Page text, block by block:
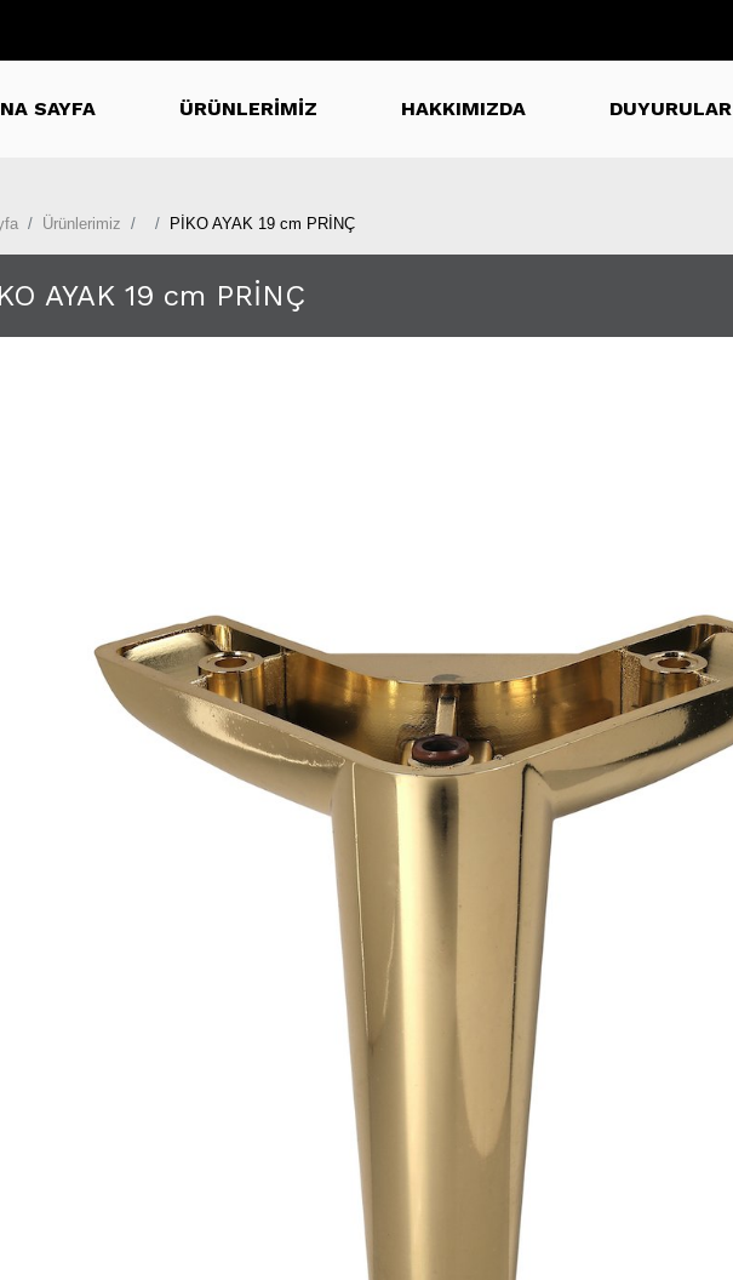
SAYFA ÜRÜNLERİMİZ HAKKIMIZDA DUYURULAR
Ürünlerimiz PİKO AYAK 19 cm PRİNÇ
AYAK 19 cm PRİNÇ